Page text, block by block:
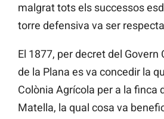
malgrat tots els successos
torre defensiva va ser
El 1877, per decret del Govern
de la Plana es va concedir la
Colònia Agrícola per a la finca
Matella, la qual cosa va